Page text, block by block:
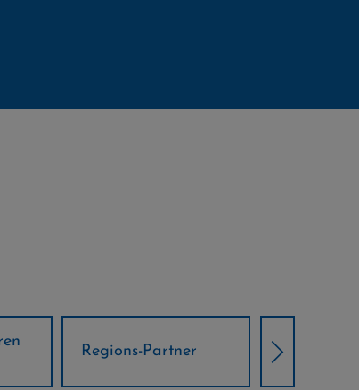
Örtliche Weltcup-
Partner
Klima